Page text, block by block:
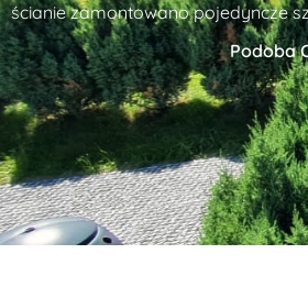
ścianie zamontowano pojedyncze
Podoba